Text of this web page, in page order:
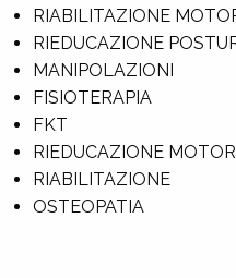
RIABILITAZIONE
RIEDUCAZIONE
MANIPOLAZIONI
FISIOTERAPIA
FKT
RIEDUCAZIONE
RIABILITAZIONE
OSTEOPATIA